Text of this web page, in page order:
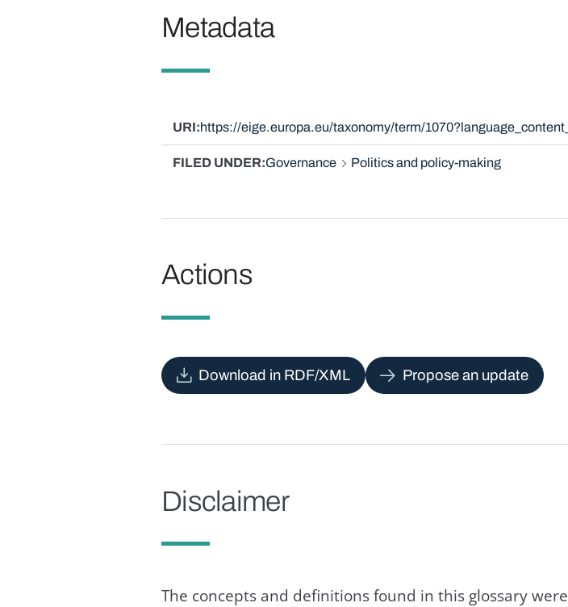
Metadata
URI https://eige.europa.eu/taxonomy/term/
FILED UNDER Governance Politics and policy-making
Actions
Download in RDF/XML Propose an update
Disclaimer
The concepts and definitions found in this glossary